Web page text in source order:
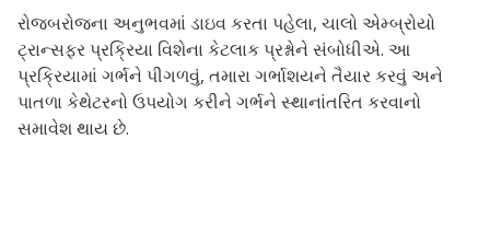
રોજબરોજના અનુભવમાં ડાઇવ કરતા પહેલા, ચાલો એમ્બ્રોયો
ટ્રાન્સફર પ્રક્રિયા વિશેના કેટલાક પ્રશ્નોને સંબોધીએ. આ
પ્રક્રિયામાં ગર્ભને પીગળવું, તમારા ગર્ભાશયને તૈયાર કરવું અને
પાતળા કેથેટરનો ઉપયોગ કરીને ગર્ભને સ્થાનાંતરિત કરવાનો
સમાવેશ થાય છે.